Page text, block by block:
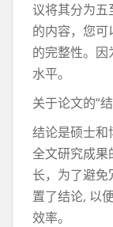
议将其分为五
的内容，您
的完整性。
水平。
关于论文的“
结论是硕士和
全文研究成果
长，为了避
置了结论, 以
效率。